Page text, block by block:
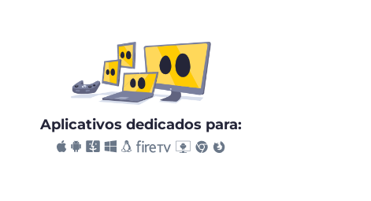
Aplicativos dedicados para: